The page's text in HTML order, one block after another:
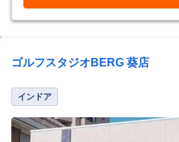
ゴルフスタジオBERG 葵店
インドア